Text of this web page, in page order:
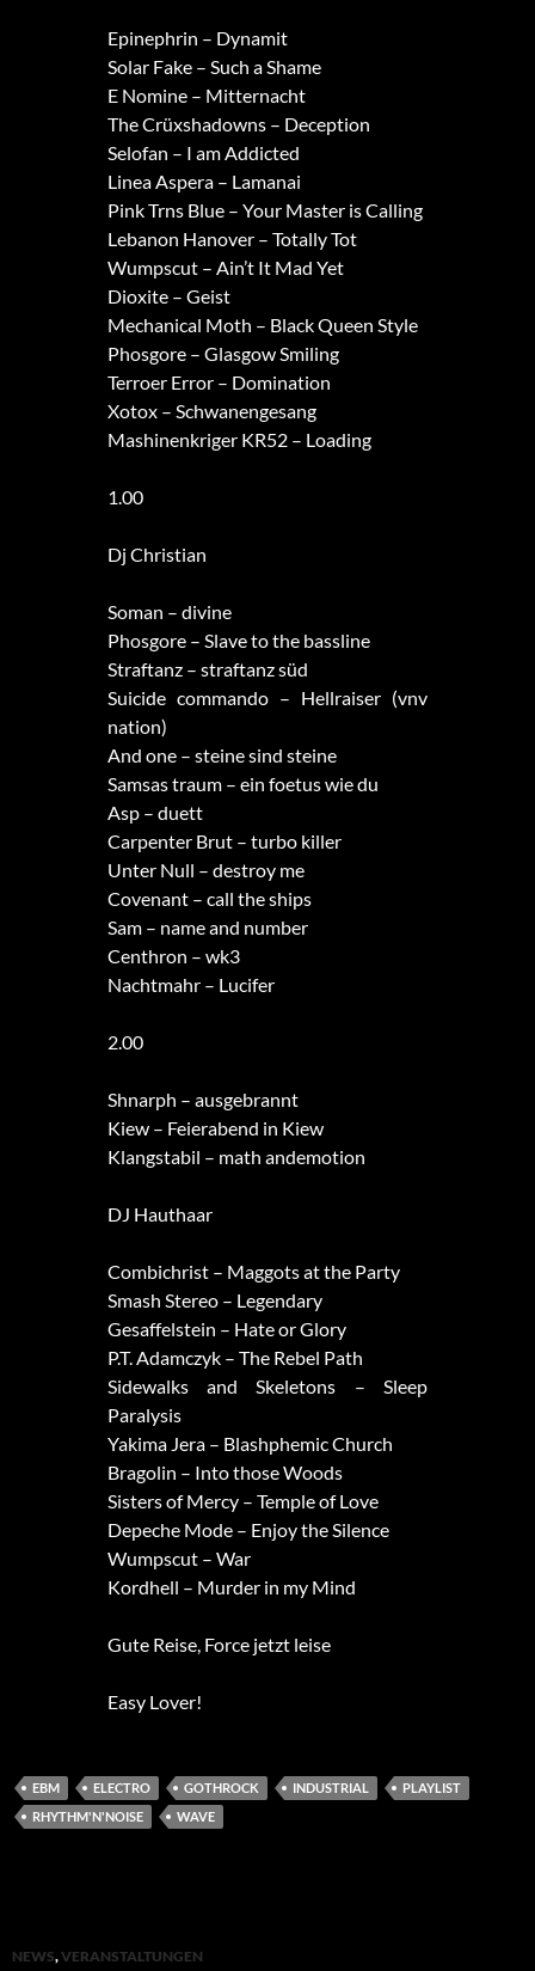
Epinephrin – Dynamit
Solar Fake – Such a Shame
E Nomine – Mitternacht
The Crüxshadowns – Deception
Selofan – I am Addicted
Linea Aspera – Lamanai
Pink Trns Blue – Your Master is Calling
Lebanon Hanover – Totally Tot
Wumpscut – Ain’t It Mad Yet
Dioxite – Geist
Mechanical Moth – Black Queen Style
Phosgore – Glasgow Smiling
Terroer Error – Domination
Xotox – Schwanengesang
Mashinenkriger KR52 – Loading
1.00
Dj Christian
Soman – divine
Phosgore – Slave to the bassline
Straftanz – straftanz süd
Suicide commando – Hellraiser (vnv
nation)
And one – steine sind steine
Samsas traum – ein foetus wie du
Asp – duett
Carpenter Brut – turbo killer
Unter Null – destroy me
Covenant – call the ships
Sam – name and number
Centhron – wk3
Nachtmahr – Lucifer
2.00
Shnarph – ausgebrannt
Kiew – Feierabend in Kiew
Klangstabil – math andemotion
DJ Hauthaar
Combichrist – Maggots at the Party
Smash Stereo – Legendary
Gesaffelstein – Hate or Glory
P.T. Adamczyk – The Rebel Path
Sidewalks and Skeletons – Sleep
Paralysis
Yakima Jera – Blashphemic Church
Bragolin – Into those Woods
Sisters of Mercy – Temple of Love
Depeche Mode – Enjoy the Silence
Wumpscut – War
Kordhell – Murder in my Mind
Gute Reise, Force jetzt leise
Easy Lover!
EBM ELECTRO GOTHROCK INDUSTRIAL
PLAYLIST
RHYTHM'N'NOISE
WAVE
NEWS,VERANSTALTUNGEN